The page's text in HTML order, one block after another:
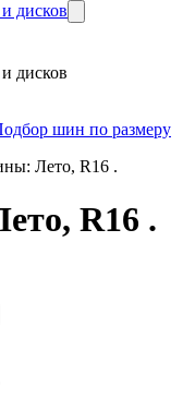
дисков
дисков
шин по размеру
Лето, R16 .
R16 .